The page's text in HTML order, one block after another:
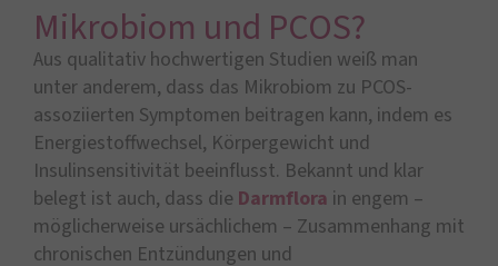
Mikrobiom und PCOS?
Aus qualitativ hochwertigen Studien weiß man
unter anderem, dass das Mikrobiom zu PCOS-
assoziierten Symptomen beitragen kann, indem es
Energiestoffwechsel, Körpergewicht und
Insulinsensitivität beeinflusst. Bekannt und klar
belegt ist auch, dass die Darmflora in engem –
möglicherweise ursächlichem – Zusammenhang mit
chronischen Entzündungen und